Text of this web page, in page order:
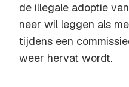
de illegale adoptie
neer wil leggen als
tijdens een
weer hervat wordt.